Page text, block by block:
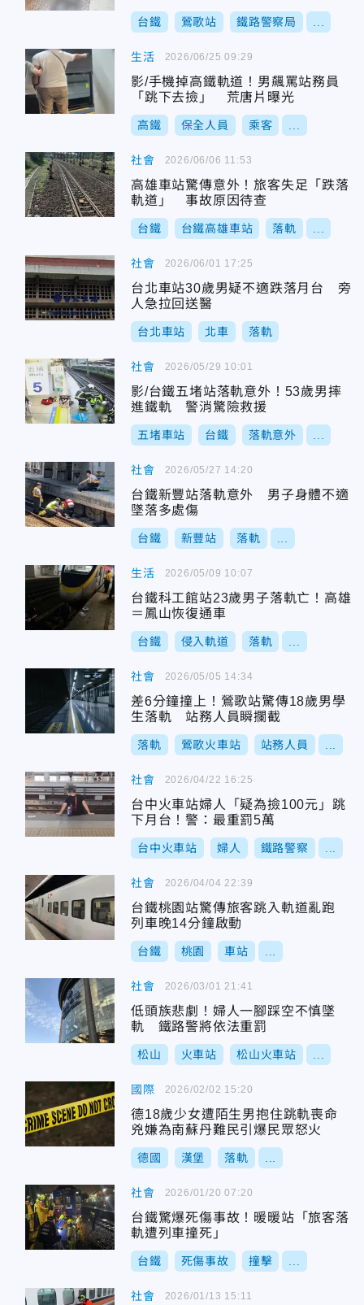
台鐵 鶯歌站 鐵路警察局
生活
影/手機掉高鐵軌道！男飆罵站務員
「跳下去撿」 荒唐片曝光
高鐵 保全人員 乘客
2026/06/25 09:29
社會
高雄車站驚傳意外！旅客失足「跌落
軌道」 事故原因待查
台鐵 台鐵高雄車站 落軌
2026/06/06 11:53
社會
台北車站30歲男疑不適跌落月台 旁
人急拉回送醫
台北車站 北車 落軌
2026/06/01 17:25
社會
影/台鐵五堵站落軌意外！53歲男摔
進鐵軌 警消驚險救援
五堵車站 台鐵 落軌意外
2026/05/29 10:01
社會
台鐵新豐站落軌意外 男子身體不適
墜落多處傷
台鐵 新豐站 落軌
2026/05/27 14:20
生活
台鐵科工館站23歲男子落軌亡！高雄
＝鳳山恢復通車
台鐵 侵入軌道 落軌
2026/05/09 10:07
社會
差6分鐘撞上！鶯歌站驚傳18歲男學
生落軌 站務人員瞬攔截
落軌 鶯歌火車站 站務人員
2026/05/05 14:34
社會
台中火車站婦人「疑為撿100元」跳
下月台！警：最重罰5萬
台中火車站 婦人 鐵路警察
2026/04/22 16:25
社會
台鐵桃園站驚傳旅客跳入軌道亂跑
列車晚14分鐘啟動
台鐵 桃園 車站
2026/04/04 22:39
社會
低頭族悲劇！婦人一腳踩空不慎墜
軌 鐵路警將依法重罰
松山 火車站 松山火車站
2026/03/01 21:41
國際
德18歲少女遭陌生男抱住跳軌喪命
兇嫌為南蘇丹難民引爆民眾怒火
德國 漢堡 落軌
2026/02/02 15:20
社會
台鐵驚爆死傷事故！暖暖站「旅客落
軌遭列車撞死」
台鐵 死傷事故 撞擊
2026/01/20 07:20
社會 2026/01/13 15:11